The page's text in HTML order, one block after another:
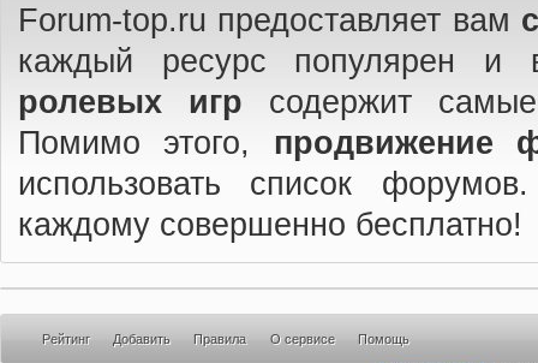
Forum-top.ru предоставляет вам
каждый ресурс популярен
ролевых игр содержит
Помимо этого, продвижение
использовать список
каждому совершенно бесплатно!
Рейтинг Добавить Правила О сервисе Помощь